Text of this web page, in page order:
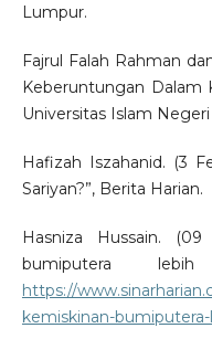
Lumpur.
Fajrul Falah Rahman
Keberuntungan Dalam
Universitas Islam
Hafizah Iszahanid. (3
Sariyan?”, Berita Harian.
Hasniza Hussain.
bumiputera
https://
kemiskinan-